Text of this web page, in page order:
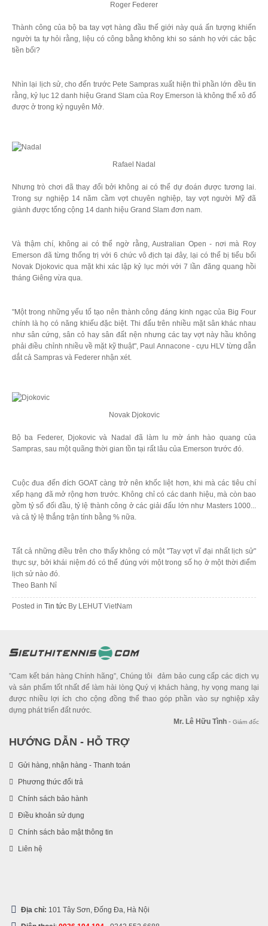
Roger Federer
Thành công của bộ ba tay vợt hàng đầu thế giới này quá ấn tượng khiến
người ta tự hỏi rằng, liệu có công bằng không khi so sánh họ với các bậc
tiền bối?
Nhìn lại lịch sử, cho đến trước Pete Sampras xuất hiện thì phần lớn đều tin
rằng, kỷ lục 12 danh hiệu Grand Slam của Roy Emerson là không thể xô đổ
được ở trong kỷ nguyên Mở.
Rafael Nadal
Nhưng trò chơi đã thay đổi bởi không ai có thể dự đoán được tương lai.
Trong sự nghiệp 14 năm cầm vợt chuyên nghiệp, tay vợt người Mỹ đã
giành được tổng cộng 14 danh hiệu Grand Slam đơn nam.
Và thậm chí, không ai có thể ngờ rằng, Australian Open - nơi mà Roy
Emerson đã từng thống trị với 6 chức vô địch tại đây, lại có thể bị tiểu bối
Novak Djokovic qua mặt khi xác lập kỷ lục mới với 7 lần đăng quang hồi
tháng Giêng vừa qua.
"Một trong những yếu tố tạo nên thành công đáng kinh ngạc của Big Four
chính là họ có năng khiếu đặc biệt. Thi đấu trên nhiều mặt sân khác nhau
như sân cứng, sân cỏ hay sân đất nện nhưng các tay vợt này hầu không
phải điều chỉnh nhiều về mặt kỹ thuật", Paul Annacone - cựu HLV từng dẫn
dắt cả Sampras và Federer nhận xét.
Novak Djokovic
Bộ ba Federer, Djokovic và Nadal đã làm lu mờ ánh hào quang của
Sampras, sau một quãng thời gian tồn tại rất lâu của Emerson trước đó.
Cuộc đua đến đích GOAT càng trở nên khốc liệt hơn, khi mà các tiêu chí
xếp hạng đã mở rộng hơn trước. Không chỉ có các danh hiệu, mà còn bao
gồm tỷ số đối đầu, tỷ lệ thành công ở các giải đấu lớn như Masters 1000...
và cả tỷ lệ thắng trận tính bằng % nữa.
Tất cả những điều trên cho thấy không có một "Tay vợt vĩ đại nhất lịch sử"
thực sự, bởi khái niệm đó có thể đúng với một trong số họ ở một thời điểm
lịch sử nào đó.
Theo Banh Nỉ
Posted in Tin tức By LEHUT VietNam
”Cam kết bán hàng Chính hãng”, Chúng tôi đảm bảo cung cấp các dịch vụ
và sản phẩm tốt nhất để làm hài lòng Quý vị khách hàng, hy vọng mang lại
được nhiều lợi ích cho cộng đồng thể thao góp phần vào sự nghiệp xây
dựng phát triển đất nước.
Mr. Lê Hữu Tình - Giám đốc
HƯỚNG DẪN - HỖ TRỢ
Gửi hàng, nhận hàng - Thanh toán
Phương thức đổi trả
Chính sách bảo hành
Điều khoản sử dụng
Chính sách bảo mật thông tin
Liên hệ
Địa chỉ: 101 Tây Sơn, Đống Đa, Hà Nội